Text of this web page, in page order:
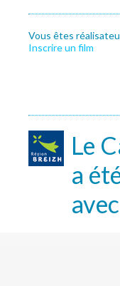
Vous êtes
Inscrire un film
Le
a